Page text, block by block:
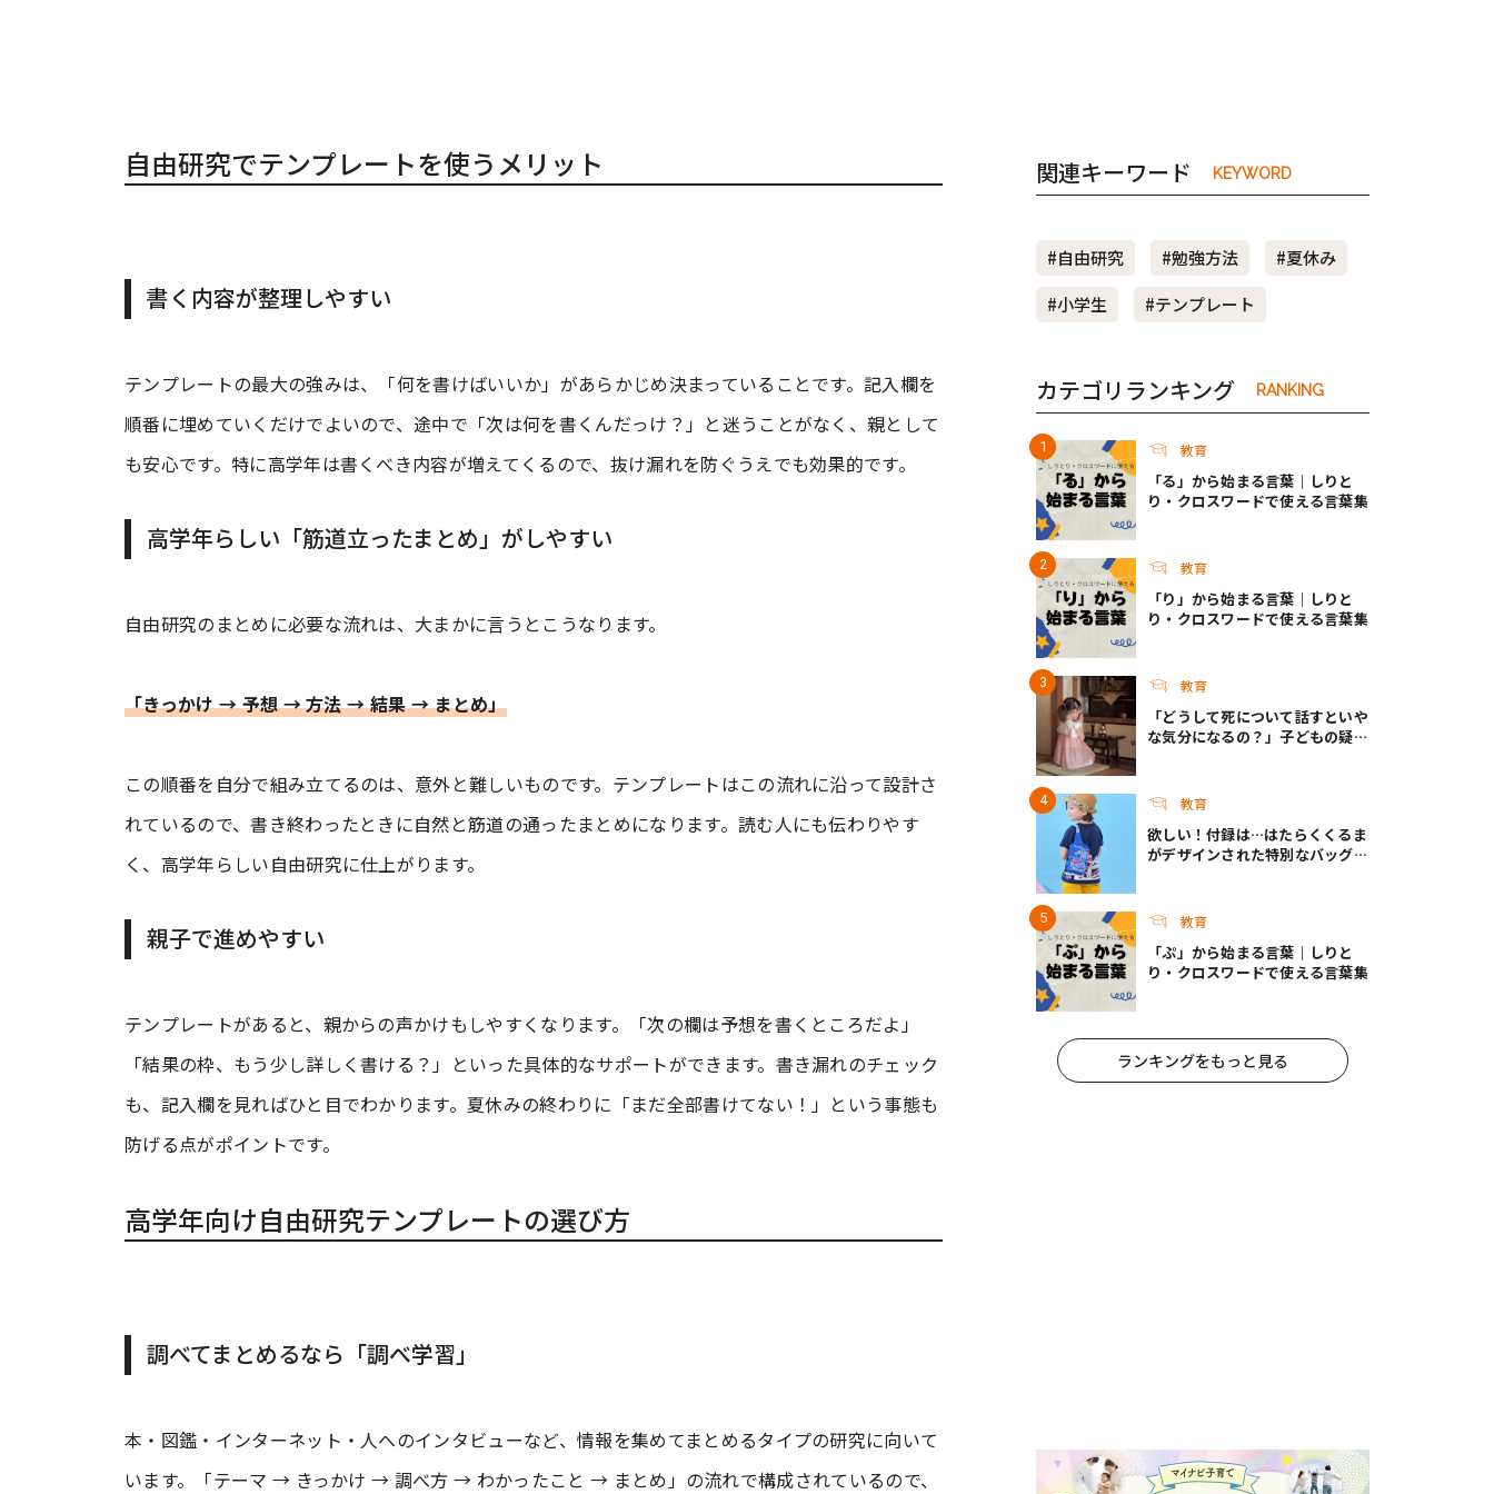
自由研究でテンプレートを使うメリット
書く内容が整理しやすい
テンプレートの最大の強みは、「何を書けばいいか」があらかじめ決まっていることです。記入欄を
順番に埋めていくだけでよいので、途中で「次は何を書くんだっけ？」と迷うことがなく、親として
も安心です。特に高学年は書くべき内容が増えてくるので、抜け漏れを防ぐうえでも効果的です。
高学年らしい「筋道立ったまとめ」がしやすい
自由研究のまとめに必要な流れは、大まかに言うとこうなります。
「きっかけ → 予想 → 方法 → 結果 → まとめ」
この順番を自分で組み立てるのは、意外と難しいものです。テンプレートはこの流れに沿って設計さ
れているので、書き終わったときに自然と筋道の通ったまとめになります。読む人にも伝わりやす
く、高学年らしい自由研究に仕上がります。
親子で進めやすい
テンプレートがあると、親からの声かけもしやすくなります。「次の欄は予想を書くところだよ」
「結果の枠、もう少し詳しく書ける？」といった具体的なサポートができます。書き漏れのチェック
も、記入欄を見ればひと目でわかります。夏休みの終わりに「まだ全部書けてない！」という事態も
防げる点がポイントです。
高学年向け自由研究テンプレートの選び方
調べてまとめるなら「調べ学習」
本・図鑑・インターネット・人へのインタビューなど、情報を集めてまとめるタイプの研究に向いて
います。「テーマ → きっかけ → 調べ方 → わかったこと → まとめ」の流れで構成されているので、
関連キーワード KEYWORD
#自由研究 #勉強方法
#夏休み
#小学生
#テンプレート
カテゴリランキング RANKING
教育
「る」から始まる言葉｜しりと
り・クロスワードで使える言葉集
教育
「り」から始まる言葉｜しりと
り・クロスワードで使える言葉集
教育
「どうして死について話すといや
な気分になるの？」子どもの疑問
教育
欲しい！付録は…はたらくくるま
がデザインされた特別なバッグ！
教育
「ぷ」から始まる言葉｜しりと
り・クロスワードで使える言葉集
ランキングをもっと見る